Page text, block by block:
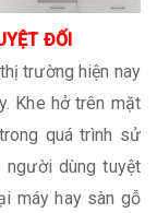
ĐỐI
trường hiện nay
Khe hở trên mặt
quá trình sử
người dùng tuyệt
máy hay sàn gỗ